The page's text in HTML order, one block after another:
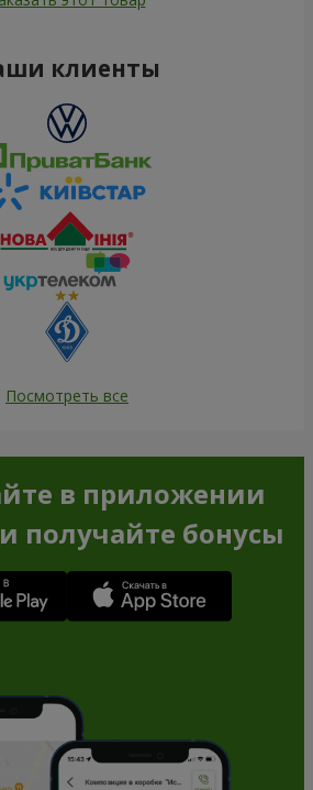
клиенты
Посмотреть все
в приложении
получайте бонусы